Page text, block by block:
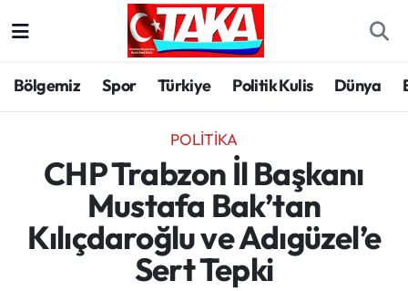
Bölgemiz Spor Türkiye Politik Kulis Dünya
POLITIKA
CHP Trabzon İl Başkanı
Mustafa Bak’tan
Kılıçdaroğlu ve Adıgüzel’e
Sert Tepki
Spor
Türkiye
Kültür/Sanat
Politika
Trabzon Hava Durumu
Trabzon Trafik Yoğunluk Haritası
Süper Lig Puan Durumu ve Fikstür
Tüm Manşetler